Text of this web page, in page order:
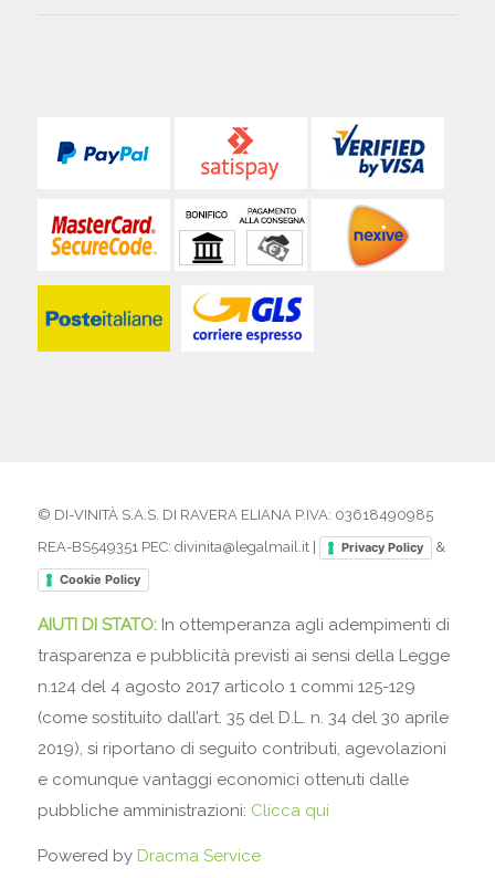
© DI-VINITÀ S.A.S. DI RAVERA ELIANA P.IVA: 03618490985
REA-BS549351 PEC: divinita@legalmail.it |
Privacy Policy &
Cookie Policy
AIUTI DI STATO: In ottemperanza agli adempimenti di
trasparenza e pubblicità previsti ai sensi della Legge
n.124 del 4 agosto 2017 articolo 1 commi 125-129
(come sostituito dall’art. 35 del D.L. n. 34 del 30 aprile
2019), si riportano di seguito contributi, agevolazioni
e comunque vantaggi economici ottenuti dalle
pubbliche amministrazioni: Clicca qui
Powered by Dracma Service